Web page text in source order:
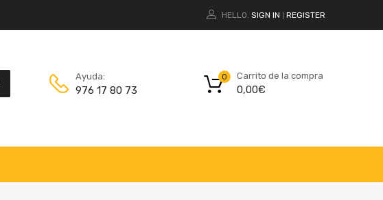
HELLO. SIGN IN REGISTER
Ayuda:
976 17 80 73
Carrito de la compra
0,00€
0